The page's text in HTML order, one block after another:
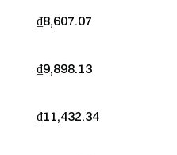
₫8,607.07
₫9,898.13
₫11,432.34